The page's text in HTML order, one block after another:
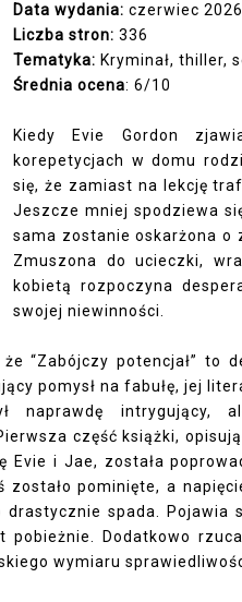
Data wydania: czerwiec 2026
Liczba stron: 336
Tematyka: Kryminał, thiller,
Średnia ocena: 6/10
Kiedy Evie Gordon
korepetycjach w domu
się, że zamiast na lekcję
Jeszcze mniej spodziewa
sama zostanie oskarżona o
Zmuszona do ucieczki,
kobietą rozpoczyna
swojej niewinności.
“Zabójczy potencjał” to
pomysł na fabułę, jej
naprawdę intrygujący,
część książki,
i Jae, została
pominięte, a
spada. Pojawia
Dodatkowo
wymiaru